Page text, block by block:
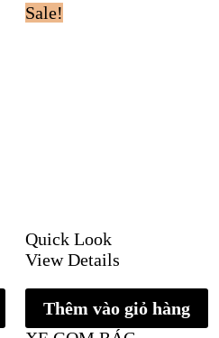
Sale!
Quick Look
View Details
Thêm vào giỏ hàng